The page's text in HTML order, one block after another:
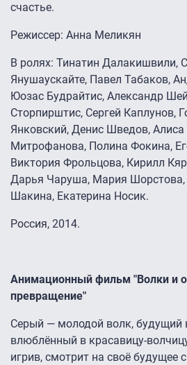
счастье.
Режиссер: Анна Меликян
В ролях: Тинатин Далакишвили,
Янушаускайте, Павел Табаков,
Юозас Будрайтис, Александр
Сторпирштис, Сергей Каплунов,
Янковский, Денис Шведов, Алиса
Митрофанова, Полина Фокина,
Виктория Фрольцова, Кирилл
Дарья Чаруша, Мария Шорстова,
Шакина, Екатерина Носик.
Россия, 2014.
Анимационный фильм "Волки и
превращение"
Серый — молодой волк, будущий
влюблённый в красавицу-
игрив, смотрит на своё будущее